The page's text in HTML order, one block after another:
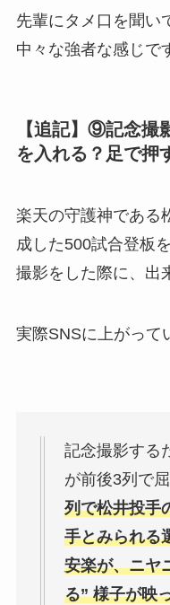
先輩にタメ口を聞
中々な強者な感じで
【追記】⑨記念撮
を入れる？足で押
楽天の守護神である
成した500試合登板
撮影をした際に、出
実際SNSに上がって
記念撮影する
が前後3列で
列で松井投手
手とみられる
安楽が、ニヤ
る” 様子が映